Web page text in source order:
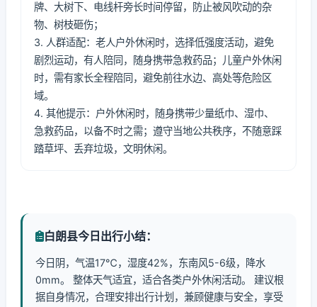
牌、大树下、电线杆旁长时间停留，防止被风吹动的杂
物、树枝砸伤；
3. 人群适配：老人户外休闲时，选择低强度活动，避免
剧烈运动，有人陪同，随身携带急救药品；儿童户外休闲
时，需有家长全程陪同，避免前往水边、高处等危险区
域。
4. 其他提示：户外休闲时，随身携带少量纸巾、湿巾、
急救药品，以备不时之需；遵守当地公共秩序，不随意踩
踏草坪、丢弃垃圾，文明休闲。
白朗县今日出行小结：
今日阴，气温17℃，湿度42%，东南风5-6级，降水
0mm。 整体天气适宜，适合各类户外休闲活动。 建议根
据自身情况，合理安排出行计划，兼顾健康与安全，享受